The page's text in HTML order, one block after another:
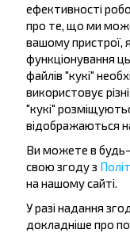
Бажаєте
ефективності
про те, що ми
вашому пристрої,
функціонування
файлів "кукі"
використовує
"кукі"
відображаються
Ви можете в будь-
свою згоду з
на нашому сайті.
У разі надання
докладніше про